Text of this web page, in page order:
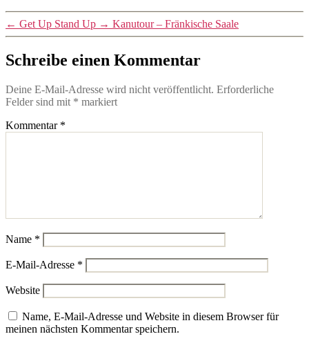
← Get Up Stand Up → Kanutour – Fränkische Saale
Schreibe einen Kommentar
Deine E-Mail-Adresse wird nicht veröffentlicht. Erforderliche
Felder sind mit * markiert
Kommentar *
Name *
E-Mail-Adresse *
Website
Name, E-Mail-Adresse und Website in diesem Browser für
meinen nächsten Kommentar speichern.